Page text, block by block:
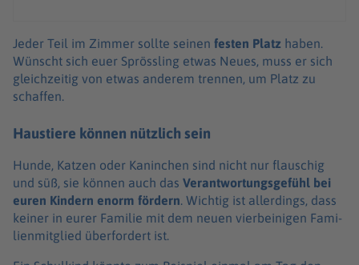
Jeder Teil im Zimmer sollte seinen festen Platz haben.
Wünscht sich euer Spröss­ling etwas Neues, muss er sich
gleich­zei­tig von etwas ande­rem tren­nen, um Platz zu
schaf­fen.
Haustiere können nützlich sein
Hunde, Katzen oder Kanin­chen sind nicht nur flau­schig
und süß, sie können auch das Verant­wor­tungs­ge­fühl bei
euren Kindern enorm fördern. Wich­tig ist aller­dings, dass
keiner in eurer Fami­lie mit dem neuen vier­bei­ni­gen Fami­
li­en­mit­glied über­for­dert ist.